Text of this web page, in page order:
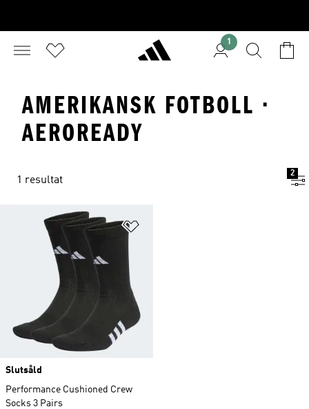
1
AMERIKANSK FOTBOLL ·
AEROREADY
1 resultat
2
Slutsåld
Performance Cushioned Crew
Socks 3 Pairs